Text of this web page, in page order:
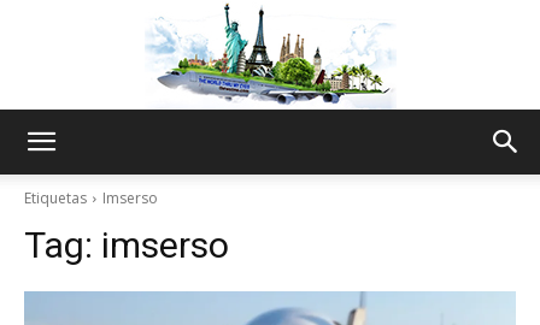
Etiquetas Imserso
Tag: imserso